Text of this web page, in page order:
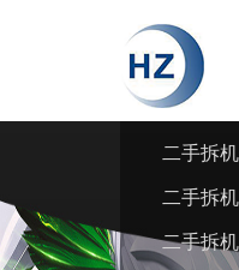
二手拆
二手拆
二手拆